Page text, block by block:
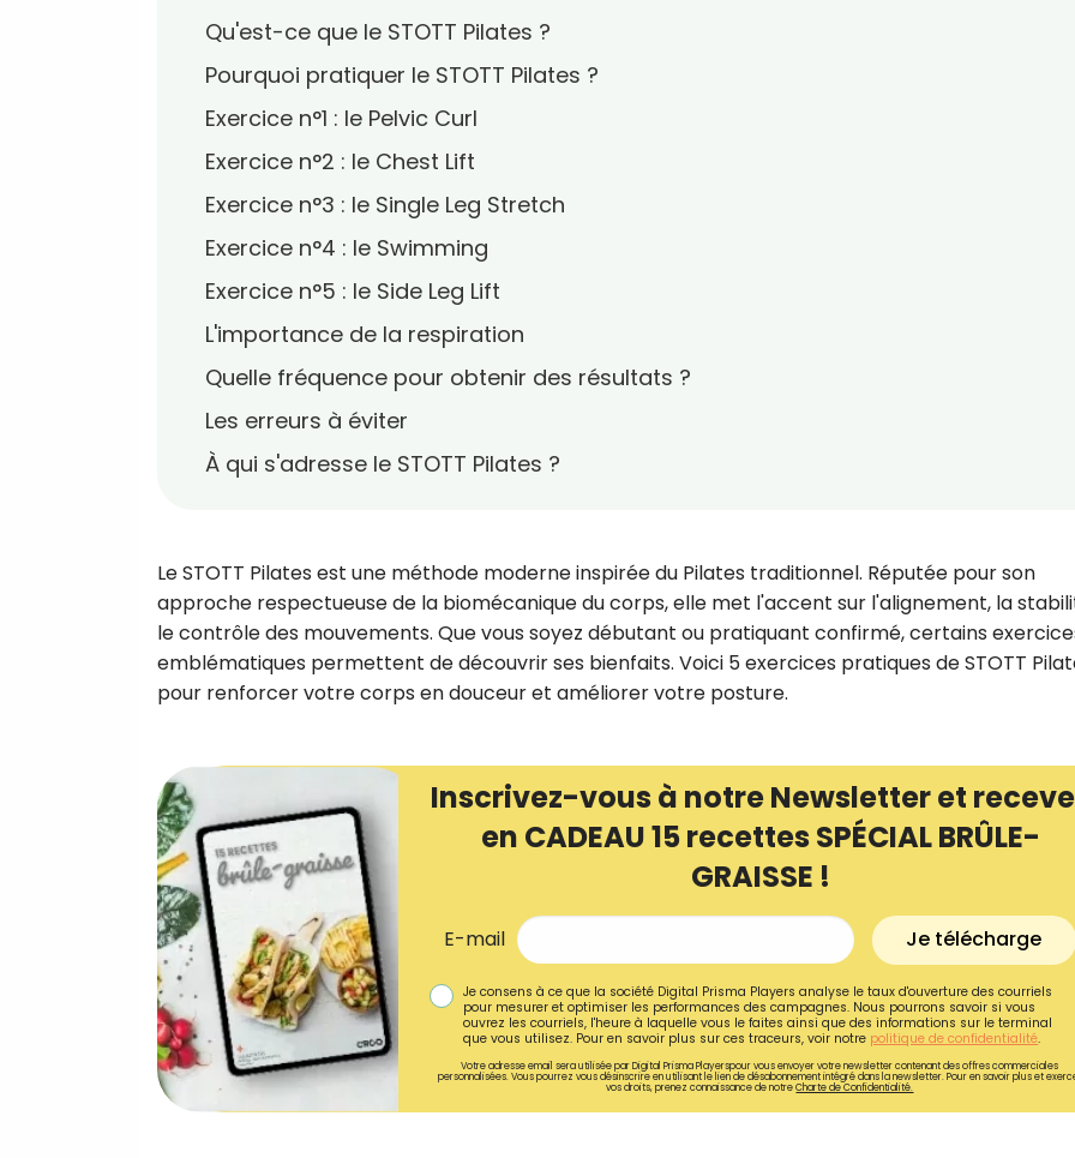
Qu'est-ce que le STOTT Pilates ?
Pourquoi pratiquer le STOTT Pilates ?
Exercice n°1 : le Pelvic Curl
Exercice n°2 : le Chest Lift
Exercice n°3 : le Single Leg Stretch
Exercice n°4 : le Swimming
Exercice n°5 : le Side Leg Lift
L'importance de la respiration
Quelle fréquence pour obtenir des résultats ?
Les erreurs à éviter
À qui s'adresse le STOTT Pilates ?
Le STOTT Pilates est une méthode moderne inspirée du Pilates traditionnel. Réputée pour son
approche respectueuse de la biomécanique du corps, elle met l'accent sur l'alignement, la
le contrôle des mouvements. Que vous soyez débutant ou pratiquant confirmé, certains
emblématiques permettent de découvrir ses bienfaits. Voici 5 exercices pratiques de STOTT
pour renforcer votre corps en douceur et améliorer votre posture.
Inscrivez-vous à notre Newsletter et
en CADEAU 15 recettes SPÉCIAL BRÛLE-
GRAISSE !
E-mail Je télécharge
Je consens à ce que la société Digital Prisma Players analyse le taux d'ouverture des courriels
pour mesurer et optimiser les performances des campagnes. Nous pourrons savoir si vous
ouvrez les courriels, l'heure à laquelle vous le faites ainsi que des informations sur le terminal
que vous utilisez. Pour en savoir plus sur ces traceurs, voir notre politique de confidentialité.
Votre adresse email sera utilisée par Digital Prisma Playerspour vous envoyer votre newsletter contenant des offres commerciales
personnalisées. Vous pourrez vous désinscrire en utilisant le lien de désabonnement intégré dans la newsletter. Pour en savoir plus et
vos droits, prenez connaissance de notreCharte de Confidentialité.
Recevez
recettes inédites de
!
Ainsi que la newsletter